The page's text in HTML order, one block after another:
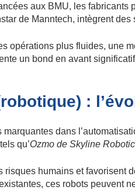
aux BMU, les fabricants
de Manntech, intègrent
opérations plus fluides, une
un bond en avant
:
marquantes dans
qu’Ozmo de Skyline
humains et favorisent
ces robots peuvent